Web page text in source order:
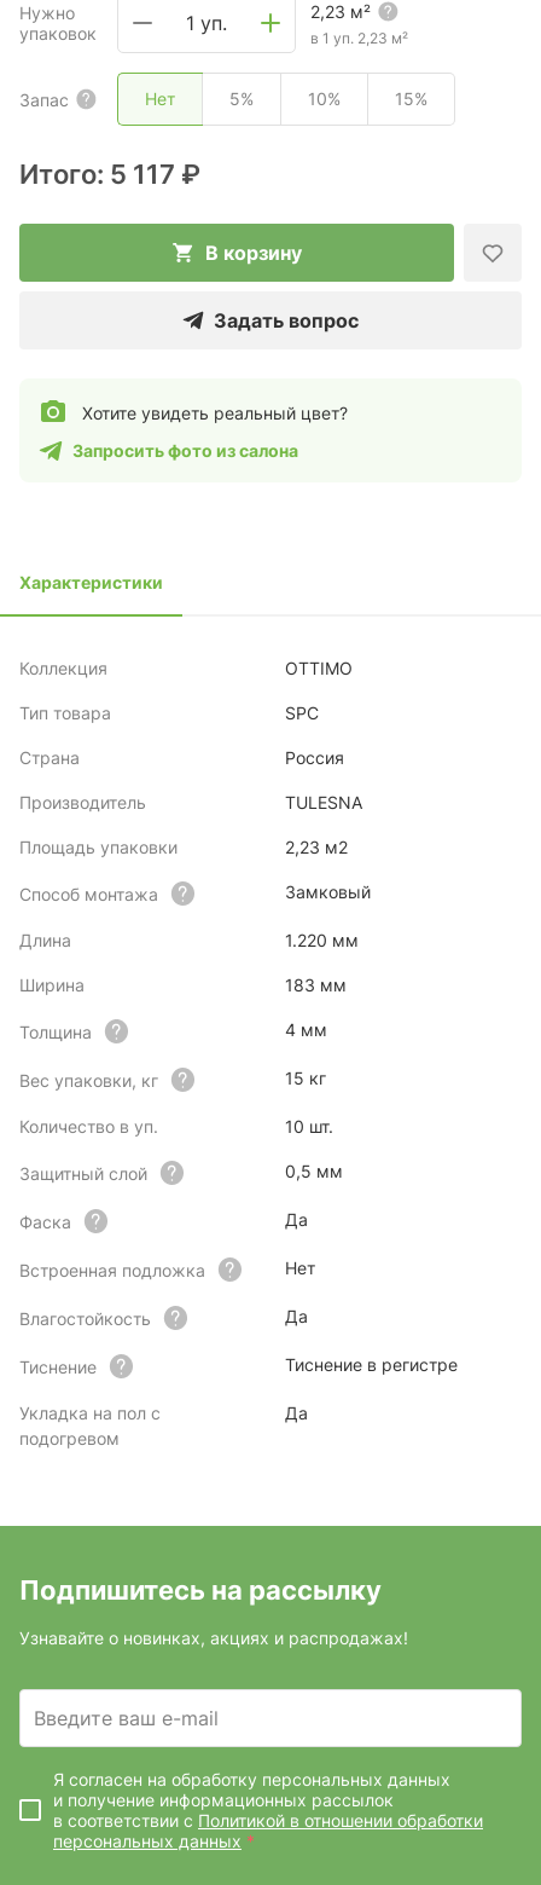
Нужно
упаковок
1 уп. 2,23 м²
в 1 уп. 2,23 м²
Запас Нет 5% 10% 15%
Итого: 5 117 ₽
В корзину
Задать вопрос
Хотите увидеть реальный цвет?
Запросить фото из салона
Характеристики
Коллекция OTTIMO
Тип товара SPC
Страна Россия
Производитель TULESNA
Площадь упаковки 2,23 м2
Способ монтажа Замковый
Длина 1.220 мм
Ширина 183 мм
Толщина 4 мм
Вес упаковки, кг 15 кг
Количество в уп. 10 шт.
Защитный слой 0,5 мм
Фаска Да
Встроенная подложка Нет
Влагостойкость Да
Тиснение Тиснение в регистре
Укладка на пол с
подогревом
Да
Подпишитесь на рассылку
Узнавайте о новинках, акциях и распродажах!
Введите ваш e-mail
Я согласен на обработку персональных данных
и получение информационных рассылок
в соответствии с Политикой в отношении обработки
персональных данных *